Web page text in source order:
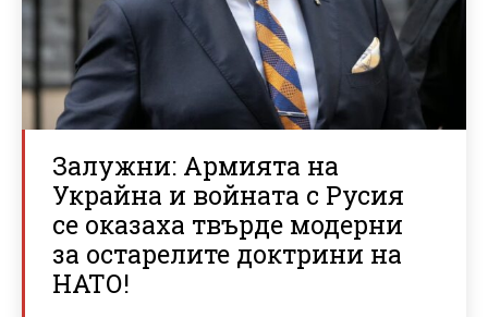
Залужни: Армията на
Украйна и войната с Русия
се оказаха твърде модерни
за остарелите доктрини на
НАТО!